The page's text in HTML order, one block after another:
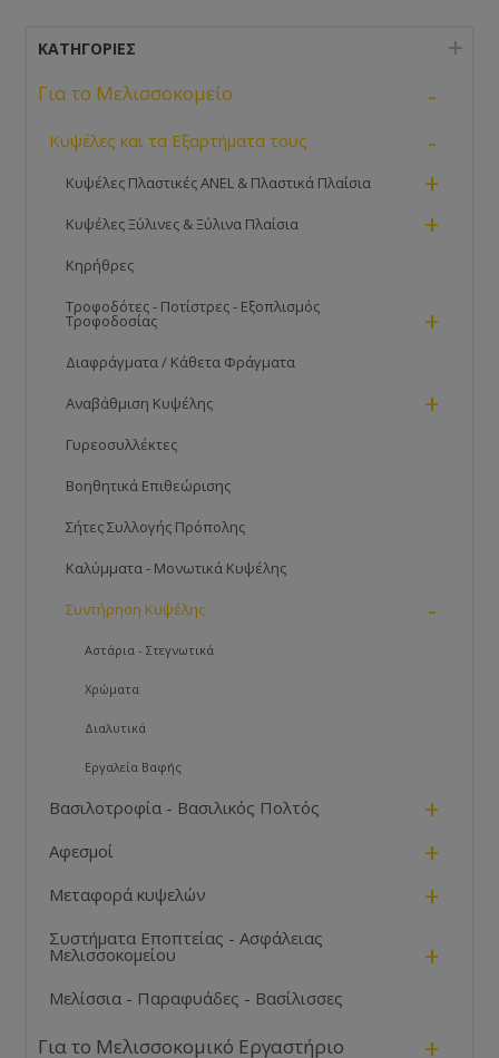
ΚΑΤΗΓΟΡΊΕΣ
Για το Μελισσοκομείο -
Κυψέλες και τα Εξαρτήματα τους -
Κυψέλες Πλαστικές ANEL & Πλαστικά Πλαίσια +
Κυψέλες Ξύλινες & Ξύλινα Πλαίσια +
Κηρήθρες
Τροφοδότες - Ποτίστρες - Εξοπλισμός
Τροφοδοσίας +
Διαφράγματα / Κάθετα Φράγματα
Αναβάθμιση Κυψέλης +
Γυρεοσυλλέκτες
Βοηθητικά Επιθεώρισης
Σήτες Συλλογής Πρόπολης
Καλύμματα - Μονωτικά Κυψέλης
Συντήρηση Κυψέλης -
Αστάρια - Στεγνωτικά
Χρώματα
Διαλυτικά
Εργαλεία Βαφής
Βασιλοτροφία - Βασιλικός Πολτός +
Αφεσμοί +
Μεταφορά κυψελών +
Συστήματα Εποπτείας - Ασφάλειας
Μελισσοκομείου +
Μελίσσια - Παραφυάδες - Βασίλισσες
Για το Μελισσοκομικό Εργαστήριο +